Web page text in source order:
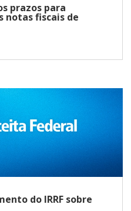
prazos para
notas fiscais de
do IRRF sobre